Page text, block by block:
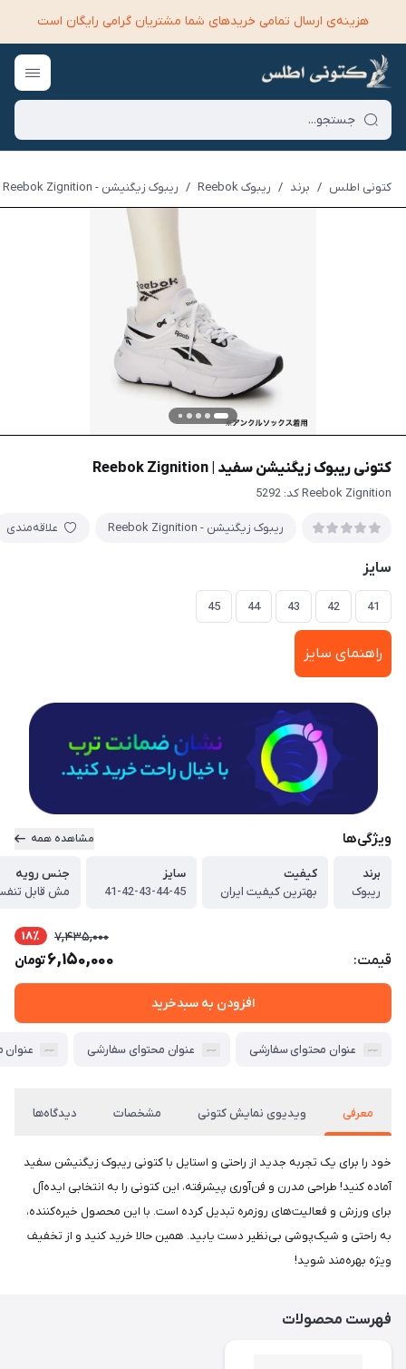
هزینه‌ی ارسال تمامی خرید‌های شما مشتریان گرامی رایگان است
کتونی اطلس / برند / ریبوک Reebok / ریبوک زیگنیشن - Reebok Zignition
کتونی ریبوک زیگنیشن سفید | Reebok Zignition
Reebok Zignition کد: 5292
ریبوک زیگنیشن - Reebok Zignition علاقه‌مندی
سایز
41
42
43
44
45
راهنمای سایز
ویژگی‌ها مشاهده همه
برند
ریبوک
کیفیت
بهترین کیفیت ایران
سایز
41-42-43-44-45
جنس رویه
مش قابل
قیمت:
7,435,000 18٪
6,150,000تومان
افزودن به سبدخرید
عنوان محتوای سفارشی عنوان محتوای سفارشی عنوان
معرفی ویدیوی نمایش کتونی مشخصات دیدگاه‌ها
خود را برای یک تجربه جدید از راحتی و استایل با کتونی ریبوک زیگنیشن سفید
آماده کنید! طراحی مدرن و فن‌آوری پیشرفته، این کتونی را به انتخابی ایده‌آل
برای ورزش و فعالیت‌های روزمره تبدیل کرده است. با این محصول خیره‌کننده،
به راحتی و شیک‌پوشی بی‌نظیر دست یابید. همین حالا خرید کنید و از تخفیف
ویژه بهره‌مند شوید!
فهرست محصولات